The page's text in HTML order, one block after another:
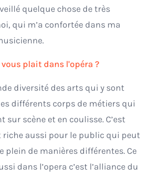
quelque chose de très
qui m’a confortée dans ma
vous plait dans l'opéra ?
diversité des arts qui y sont
différents corps de métiers qui
sur scène et en coulisse. C’est
riche aussi pour le public qui peut
plein de manières différentes. Ce
dans l’opera c’est l’alliance du